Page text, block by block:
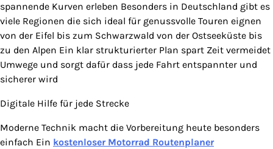
spannende Kurven erleben Besonders in Deutschland gibt es
viele Regionen die sich ideal für genussvolle Touren eignen
von der Eifel bis zum Schwarzwald von der Ostseeküste bis
zu den Alpen Ein klar strukturierter Plan spart Zeit vermeidet
Umwege und sorgt dafür dass jede Fahrt entspannter und
sicherer wird
Digitale Hilfe für jede Strecke
Moderne Technik macht die Vorbereitung heute besonders
einfach Ein kostenloser Motorrad Routenplaner